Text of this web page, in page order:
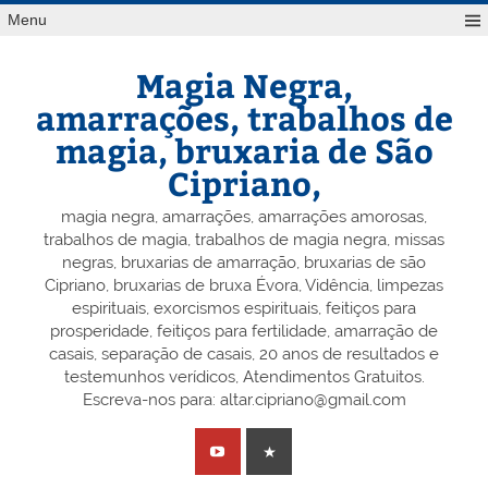
Skip
toMenu
Magia Negra,
amarrações, trabalhos de
magia, bruxaria de São
Cipriano,
magia negra, amarrações, amarrações amorosas,
trabalhos de magia, trabalhos de magia negra, missas
negras, bruxarias de amarração, bruxarias de são
Cipriano, bruxarias de bruxa Évora, Vidência, limpezas
espirituais, exorcismos espirituais, feitiços para
prosperidade, feitiços para fertilidade, amarração de
casais, separação de casais, 20 anos de resultados e
testemunhos verídicos, Atendimentos Gratuitos.
Escreva-nos para: altar.cipriano@gmail.com